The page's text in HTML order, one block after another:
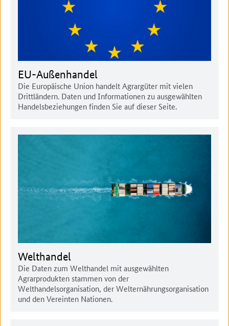
EU-Außenhandel
Die Europäische Union handelt Agrargüter mit vielen
Drittländern. Daten und Informationen zu ausgewählten
Handelsbeziehungen finden Sie auf dieser Seite.
Welthandel
Die Daten zum Welthandel mit ausgewählten
Agrarprodukten stammen von der
Welthandelsorganisation, der Welternährungsorganisation
und den Vereinten Nationen.